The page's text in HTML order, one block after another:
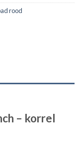
rood
– korrel